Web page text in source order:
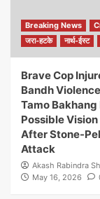
Breaking News
जरा-हटके
नार्थ-ईस्ट
Brave Cop
Bandh
Tamo Bakhang
Possible Vision
After Stone-
Attack
Akash Rabindra
May 16, 2026